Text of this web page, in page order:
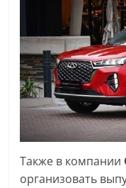
Также в компании
организовать